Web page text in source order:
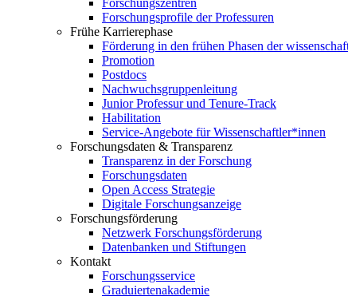
Forschungszentren
Forschungsprofile der Professuren
Frühe Karrierephase
Förderung in den frühen Phasen der
Promotion
Postdocs
Nachwuchsgruppenleitung
Junior Professur und Tenure-Track
Habilitation
Service-Angebote für Wissenschaftler*innen
Forschungsdaten & Transparenz
Transparenz in der Forschung
Forschungsdaten
Open Access Strategie
Digitale Forschungsanzeige
Forschungsförderung
Netzwerk Forschungsförderung
Datenbanken und Stiftungen
Kontakt
Forschungsservice
Graduiertenakademie